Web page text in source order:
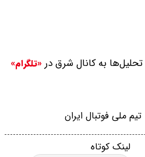
تحلیل‌ها به کانال شرق در «تلگرام»
تیم ملی فوتبال ایران
لینک کوتاه